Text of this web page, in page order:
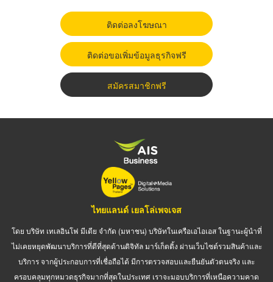
ติดต่อลงโฆษณา
ติดต่อขอเพิ่มข้อมูลธุรกิจฟรี
สมัครสมาชิกฟรี
ไทยแลนด์ เยลโล่เพจเจส
โดย บริษัท เทเลอินโฟ มีเดีย จำกัด (มหาชน) บริษัทในเครือเอไอเอส ในฐานะผู้นำที่
ไม่เคยหยุดพัฒนาบริการที่ดีที่สุดด้านดิจิทัล มาร์เก็ตติ้ง ผ่านเว็บไซต์รวมสินค้าและ
บริการ จากผู้ประกอบการที่เชื่อถือได้ มีการตรวจสอบและยืนยันตัวตนจริง และ
ครอบคลุมทุกหมวดธุรกิจมากที่สุดในประเทศ เราจะมอบบริการที่เหนือความคาด